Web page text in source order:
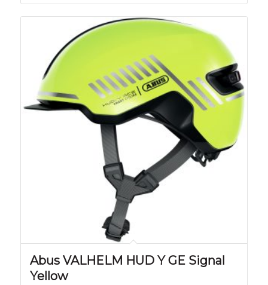
Abus VALHELM HUD Y GE Signal
Yellow